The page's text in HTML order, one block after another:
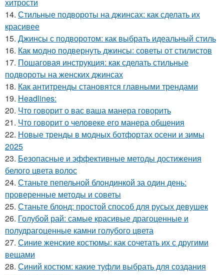
хитрости
14. Стильные подвороты на джинсах: как сделать их
красивее
15. Джинсы с подворотом: как выбрать идеальный стиль
16. Как модно подвернуть джинсы: советы от стилистов
17. Пошаговая инструкция: как сделать стильные
подвороты на женских джинсах
18. Как антитренды становятся главными трендами
19. Headlines:
20. Что говорит о вас ваша манера говорить
21. Что говорит о человеке его манера общения
22. Новые тренды в модных ботфортах осени и зимы
2025
23. Безопасные и эффективные методы достижения
белого цвета волос
24. Станьте пепельной блондинкой за один день:
проверенные методы и советы
25. Станьте блонд: простой способ для русых девушек
26. Голубой рай: самые красивые драгоценные и
полудрагоценные камни голубого цвета
27. Синие женские костюмы: как сочетать их с другими
вещами
28. Синий костюм: какие туфли выбрать для создания